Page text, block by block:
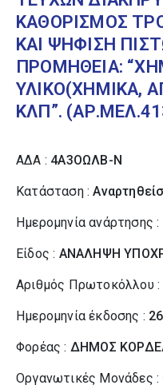
ΚΑΘΟΡΙΣΜΟΣ
ΚΑΙ ΨΗΦΙΣΗ
ΠΡΟΜΗΘΕΙΑ:
ΥΛΙΚΟ(ΧΗΜΙΚΑ,
ΚΛΠ”.
ΑΔΑ : 4Α3ΟΩΛΒ-Ν
Κατάσταση :
Ημερομηνία ανάρτησης :
Είδος : ΑΝΑΛΗΨΗ
Αριθμός Πρωτοκόλλου :
Ημερομηνία έκδοσης :
Φορέας : ΔΗΜΟΣ
Οργανωτικές Μονάδες :